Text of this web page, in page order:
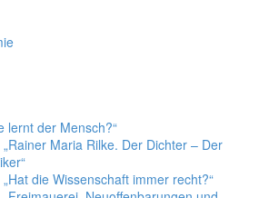
lernt der Mensch?“
Maria Rilke. Der Dichter – Der
die Wissenschaft immer recht?“